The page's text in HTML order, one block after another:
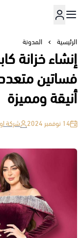
الرئيسية المدونة
إنشاء خزانة
فساتين
أنيقة ومميزة
14 نوفمبر 2024 شركة